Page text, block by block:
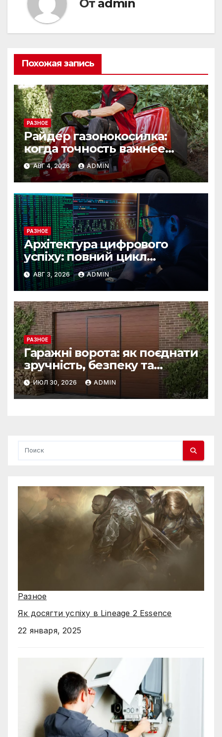
От admin
Похожая запись
РАЗНОЕ
Райдер газонокосилка:
когда точность важнее
скорости
АВГ 4, 2026 ADMIN
РАЗНОЕ
Архітектура цифрового
успіху: повний цикл
розробки від IST Group
АВГ 3, 2026 ADMIN
РАЗНОЕ
Гаражні ворота: як поєднати
зручність, безпеку та
довговічність
ИЮЛ 30, 2026 ADMIN
Разное
Як досягти успіху в Lineage 2 Essence
22 января, 2025